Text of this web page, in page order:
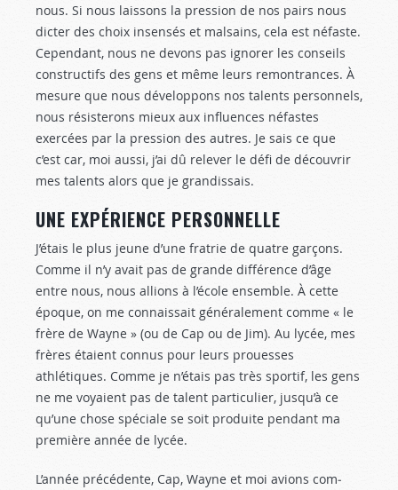
nous. Si nous laissons la pression de nos pairs nous
dicter des choix insensés et malsains, cela est néfaste.
Cepen­dant, nous ne devons pas ignorer les conseils
construc­tifs des gens et même leurs remontrances. À
mesure que nous développons nos talents personnels,
nous résisterons mieux aux influences néfastes
exercées par la pression des autres. Je sais ce que
c’est car, moi aussi, j’ai dû relever le défi de découvrir
mes talents alors que je grandissais.
UNE EXPÉRIENCE PERSONNELLE
J’étais le plus jeune d’une fratrie de quatre garçons.
Comme il n’y avait pas de grande différence d’âge
entre nous, nous allions à l’école ensemble. À cette
époque, on me connaissait généralement comme « le
frère de Wayne » (ou de Cap ou de Jim). Au lycée, mes
frères étaient connus pour leurs prouesses
athlétiques. Comme je n’étais pas très sportif, les gens
ne me voyaient pas de talent particulier, jusqu’à ce
qu’une chose spéciale se soit produite pendant ma
première année de lycée.
L’année précédente, Cap, Wayne et moi avions com­